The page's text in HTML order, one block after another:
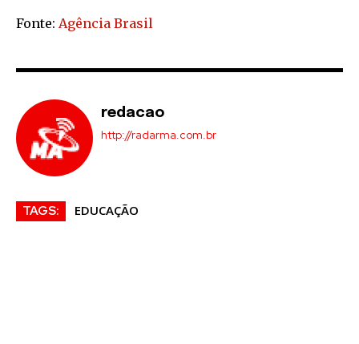
Fonte: Agência Brasil
redacao
http://radarma.com.br
TAGS: EDUCAÇÃO